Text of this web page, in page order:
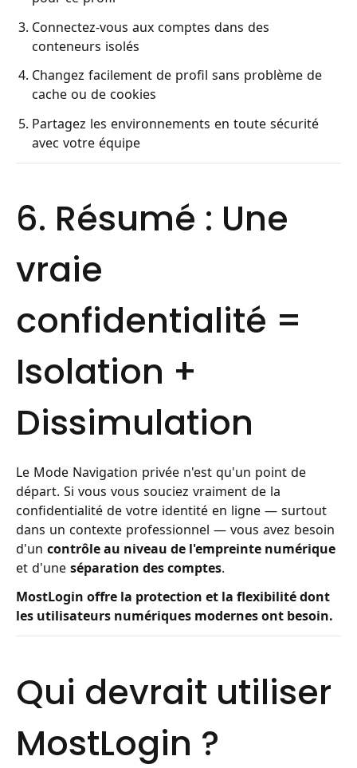
Connectez-vous aux comptes dans des
conteneurs isolés
Changez facilement de profil sans problème de
cache ou de cookies
Partagez les environnements en toute sécurité
avec votre équipe
6. Résumé : Une
vraie
confidentialité =
Isolation +
Dissimulation
Le Mode Navigation privée n'est qu'un point de
départ. Si vous vous souciez vraiment de la
confidentialité de votre identité en ligne — surtout
dans un contexte professionnel — vous avez besoin
d'un contrôle au niveau de l'empreinte numérique
et d'une séparation des comptes.
MostLogin offre la protection et la flexibilité dont
les utilisateurs numériques modernes ont besoin.
Qui devrait utiliser
MostLogin ?